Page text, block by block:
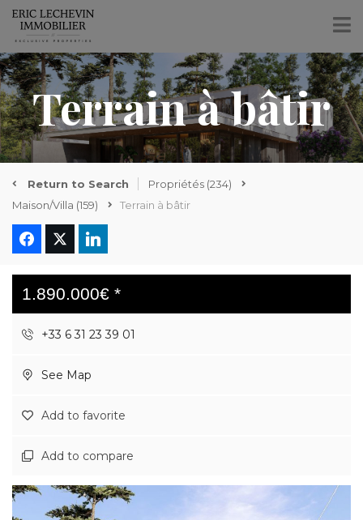
Terrain à bâtir
Return to Search Propriétés (234)
Maison/Villa (159) Terrain à bâtir
1.890.000€ *
+33 6 31 23 39 01
See Map
Add to favorite
Add to compare